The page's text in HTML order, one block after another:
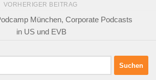
VORHERIGER BEITRAG
München, Corporate Podcasts
in US und EVB